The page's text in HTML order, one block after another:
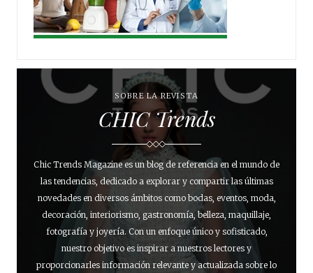
SOBRE LA REVISTA
CHIC Trends
Chic Trends Magazine es un blog de referencia en el mundo de
las tendencias, dedicado a explorar y compartir las últimas
novedades en diversos ámbitos como bodas, eventos, moda,
decoración, interiorismo, gastronomía, belleza, maquillaje,
fotografía y joyería. Con un enfoque único y sofisticado,
nuestro objetivo es inspirar a nuestros lectores y
proporcionarles información relevante y actualizada sobre lo